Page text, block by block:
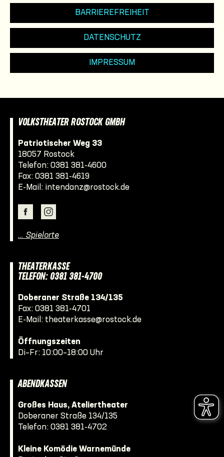
BARRIEREFREIHEIT
DATENSCHUTZ
IMPRESSUM
VOLKSTHEATER ROSTOCK GMBH
Patriotischer Weg 33
18057 Rostock
Telefon: 0381 381-4600
Fax: 0381 381-4619
E-Mail: intendanz@rostock.de
… Spielorte
THEATERKASSE
TELEFON: 0381 381-4700
Doberaner Straße 134/135
Fax: 0381 381-4701
E-Mail: theaterkasse@rostock.de
Öffnungszeiten
Di–Fr: 10:00–18:00 Uhr
ABENDKASSEN
Großes Haus, Ateliertheater
Doberaner Straße 134/135
Telefon: 0381 381-4702
Kleine Komödie Warnemünde